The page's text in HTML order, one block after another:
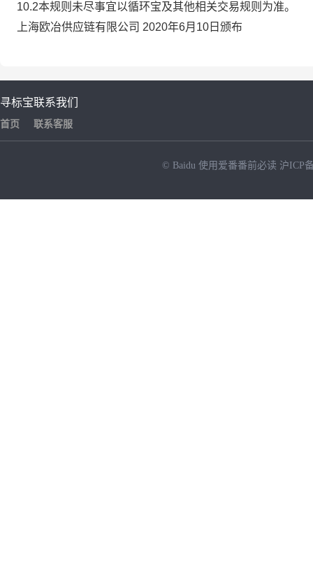
10.2本规则未尽事宜以循环宝及其他相关交易规则为准。
上海欧冶供应链有限公司 2020年6月10日颁布
寻标宝
首页
联系我们
联系客服
© Baidu 使用爱番番前必读 沪ICP